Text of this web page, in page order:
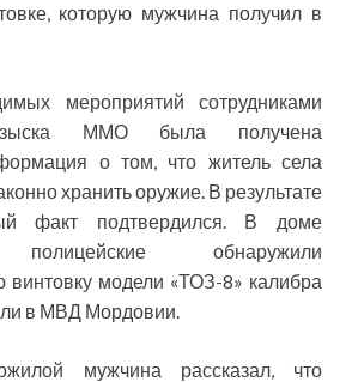
которую мужчина получил в
мероприятий сотрудниками
ММО была получена
о том, что житель села
хранить оружие. В результате
факт подтвердился. В доме
полицейские обнаружили
винтовку модели «ТОЗ-8» калибра
в МВД Мордовии.
мужчина рассказал, что